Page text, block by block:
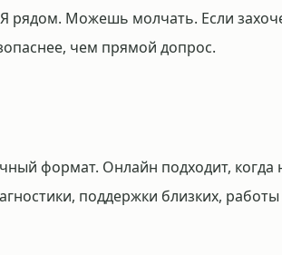
рядом. Можешь молчать. Если
чем прямой допрос.
формат. Онлайн подходит, когда
поддержки близких,